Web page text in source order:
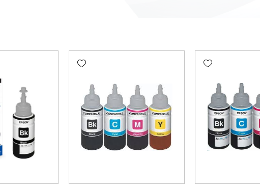
Add wishlist
Add wishlist